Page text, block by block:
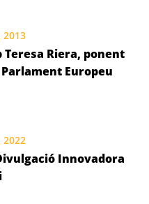
2013
Riera, ponent
Europeu
2022
Innovadora